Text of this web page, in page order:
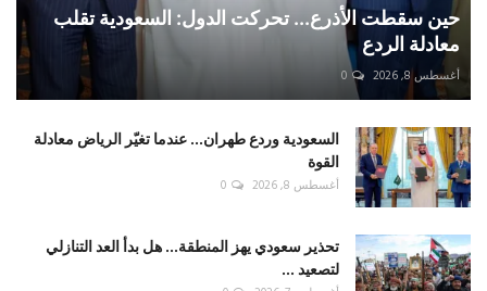
حين سقطت الأذرع... تحركت الدول: السعودية تقلب
معادلة الردع
أغسطس 8, 2026 0
السعودية وردع طهران... عندما تغيّر الرياض معادلة
القوة
أغسطس 8, 2026 0
تحذير سعودي يهز المنطقة... هل بدأ العد التنازلي
لتصعيد ...